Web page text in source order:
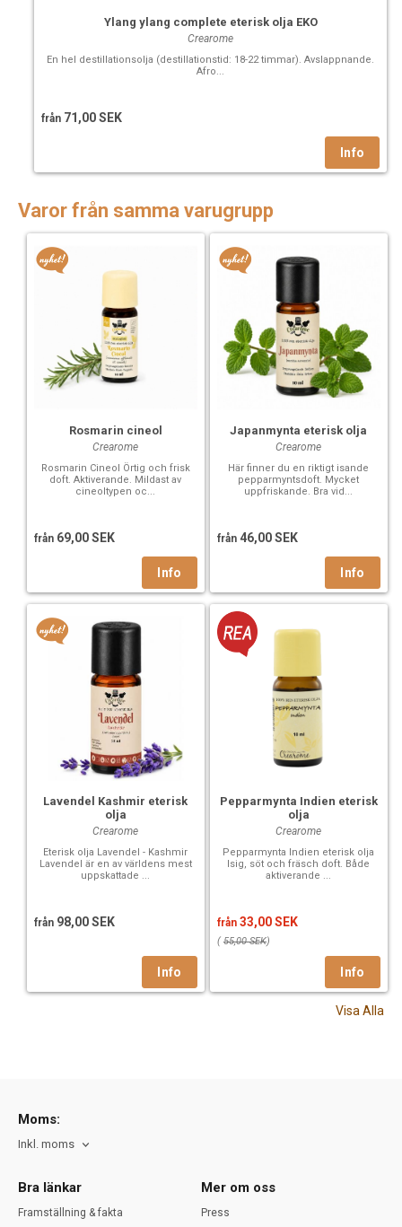
Ylang ylang complete eterisk olja EKO
Crearome
En hel destillationsolja (destillationstid: 18-22 timmar). Avslappnande.
Afro...
från 71,00 SEK
Varor från samma varugrupp
Rosmarin cineol
Crearome
Rosmarin Cineol Örtig och frisk
doft. Aktiverande. Mildast av
cineoltypen oc...
från 69,00 SEK
Japanmynta eterisk olja
Crearome
Här finner du en riktigt isande
pepparmyntsdoft. Mycket
uppfriskande. Bra vid...
från 46,00 SEK
Lavendel Kashmir eterisk
olja
Crearome
Eterisk olja Lavendel - Kashmir
Lavendel är en av världens mest
uppskattade ...
från 98,00 SEK
Pepparmynta Indien eterisk
olja
Crearome
Pepparmynta Indien eterisk olja
Isig, söt och fräsch doft. Både
aktiverande ...
från 33,00 SEK
( 55,00 SEK)
Visa Alla
Moms:
Inkl. moms
Bra länkar
Framställning & fakta
Mer om oss
Press